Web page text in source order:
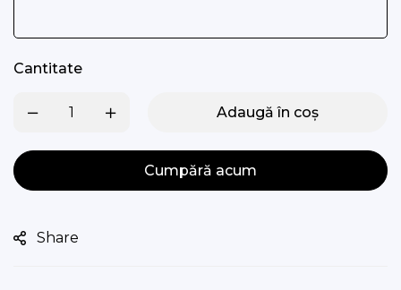
Cantitate
Adaugă în coș
Cumpără acum
Share